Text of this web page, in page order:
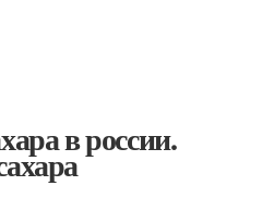
в россии.